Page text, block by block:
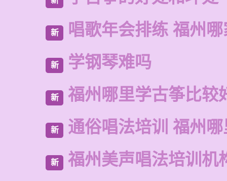
新 唱歌年会排练 福州
新 学钢琴难吗
新 福州哪里学古筝比较
新 通俗唱法培训 福州
新 福州美声唱法培训机